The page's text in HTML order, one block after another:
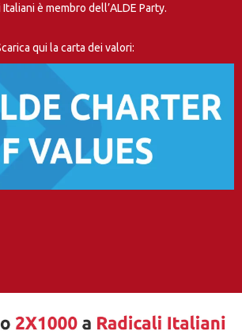
Italiani è membro dell’ALDE Party.
qui la carta dei valori: